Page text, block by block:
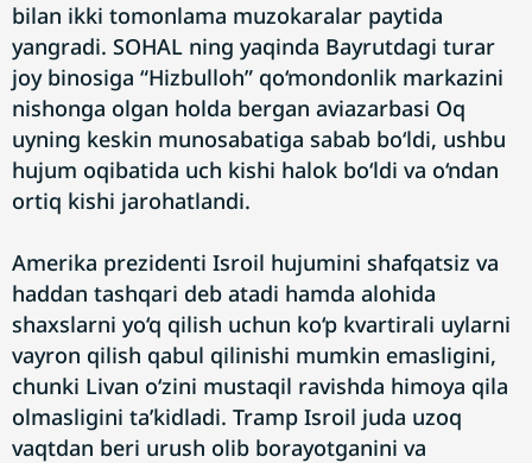
bilan ikki tomonlama muzokaralar paytida
yangradi. SOHAL ning yaqinda Bayrutdagi turar
joy binosiga “Hizbulloh” qo‘mondonlik markazini
nishonga olgan holda bergan aviazarbasi Oq
uyning keskin munosabatiga sabab bo‘ldi, ushbu
hujum oqibatida uch kishi halok bo‘ldi va o‘ndan
ortiq kishi jarohatlandi.
Amerika prezidenti Isroil hujumini shafqatsiz va
haddan tashqari deb atadi hamda alohida
shaxslarni yo‘q qilish uchun ko‘p kvartirali uylarni
vayron qilish qabul qilinishi mumkin emasligini,
chunki Livan o‘zini mustaqil ravishda himoya qila
olmasligini ta’kidladi. Tramp Isroil juda uzoq
vaqtdan beri urush olib borayotganini va